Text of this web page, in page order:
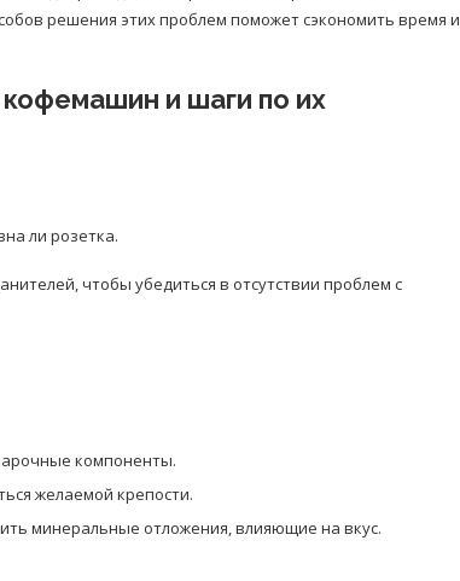
решения этих проблем поможет сэкономить время и
и шаги по их
ли розетка.
чтобы убедиться в отсутствии проблем с
компоненты.
желаемой крепости.
минеральные отложения, влияющие на вкус.